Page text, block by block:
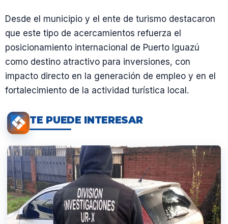
Desde el municipio y el ente de turismo destacaron
que este tipo de acercamientos refuerza el
posicionamiento internacional de Puerto Iguazú
como destino atractivo para inversiones, con
impacto directo en la generación de empleo y en el
fortalecimiento de la actividad turística local.
TE PUEDE INTERESAR